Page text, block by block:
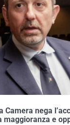
Camera nega
maggioranza e